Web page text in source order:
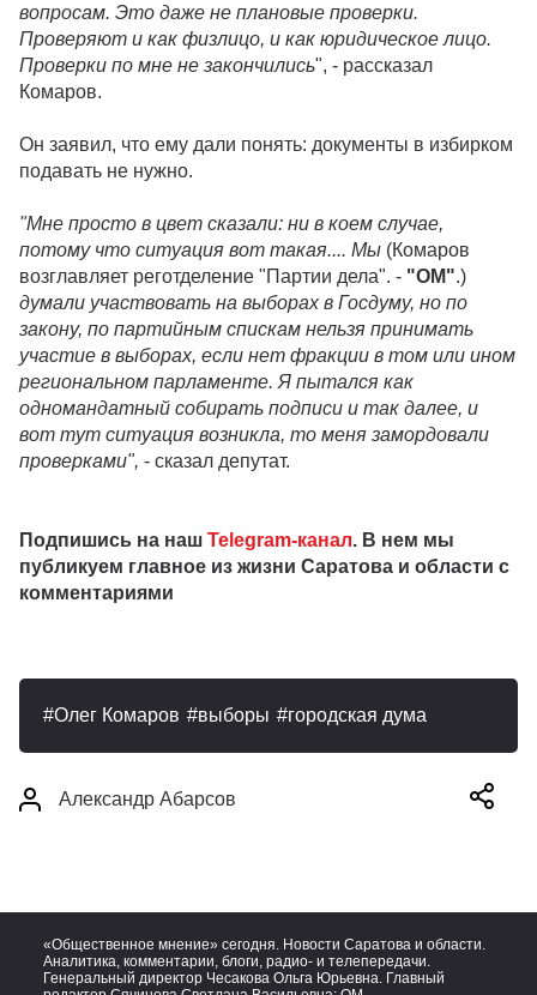
вопросам. Это даже не плановые проверки.
Проверяют и как физлицо, и как юридическое лицо.
Проверки по мне не закончились", - рассказал
Комаров.
Он заявил, что ему дали понять: документы в избирком
подавать не нужно.
"Мне просто в цвет сказали: ни в коем случае,
потому что ситуация вот такая.... Мы (Комаров
возглавляет реготделение "Партии дела". - "ОМ".)
думали участвовать на выборах в Госдуму, но по
закону, по партийным спискам нельзя принимать
участие в выборах, если нет фракции в том или ином
региональном парламенте. Я пытался как
одномандатный собирать подписи и так далее, и
вот тут ситуация возникла, то меня замордовали
проверками", - сказал депутат.
Подпишись на наш Telegram-канал. В нем мы
публикуем главное из жизни Саратова и области с
комментариями
Олег Комаров выборы городская дума
Александр Абарсов
«Общественное мнение» сегодня. Новости Саратова и области.
Аналитика, комментарии, блоги, радио- и телепередачи.
Генеральный директор Чесакова Ольга Юрьевна. Главный